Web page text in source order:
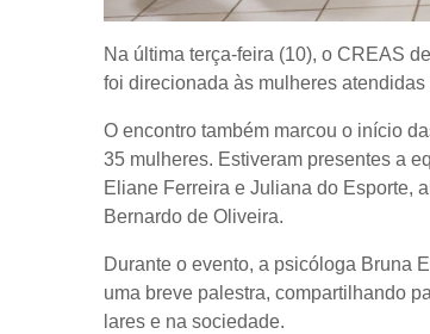
Na última terça-feira (10), o CREAS
foi direcionada às mulheres
O encontro também marcou o início
35 mulheres. Estiveram presentes a
Eliane Ferreira e Juliana do Esporte,
Bernardo de Oliveira.
Durante o evento, a psicóloga Bruna
uma breve palestra, compartilhando
lares e na sociedade.